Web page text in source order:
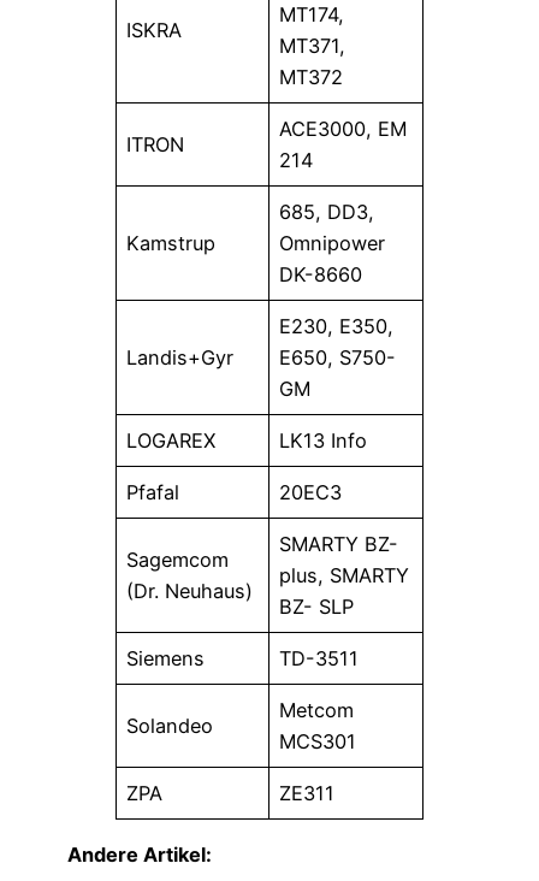
ISKRA
MT174,
MT371,
MT372
ITRON
ACE3000, EM
214
Kamstrup
685, DD3,
Omnipower
DK-8660
Landis+Gyr
E230, E350,
E650, S750-
GM
LOGAREX LK13 Info
Pfafal 20EC3
Sagemcom
(Dr. Neuhaus)
SMARTY BZ-
plus, SMARTY
BZ- SLP
Siemens TD-3511
Solandeo
Metcom
MCS301
ZPA ZE311
Andere Artikel: